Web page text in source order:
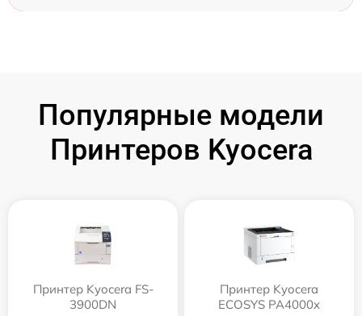
Популярные модели
Принтеров Kyocera
Принтер Kyocera FS-
3900DN
Принтер Kyocera
ECOSYS PA4000x